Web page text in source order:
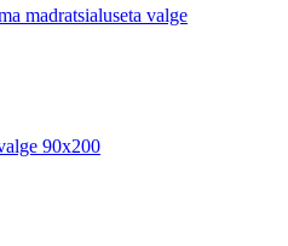
madratsialuseta valge
90x200